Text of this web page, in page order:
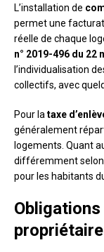
L’installation de
permet une
réelle de chaque
n° 2019-496 du 22
l’individualisation
collectifs, avec
Pour la taxe
généralement
logements. Quant
différemment selon
pour les habitants